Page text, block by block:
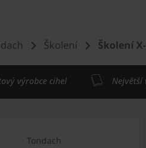
Školení Školení
výrobce cihel Největší
Tondach